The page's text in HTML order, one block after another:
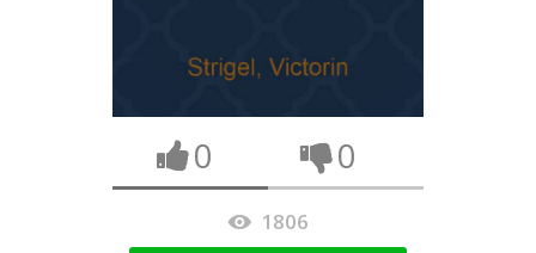
0 0
1806